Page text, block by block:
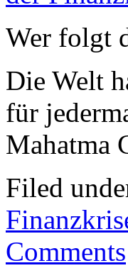
Wer folgt
Die Welt
für
Mahatma
Filed
Comments